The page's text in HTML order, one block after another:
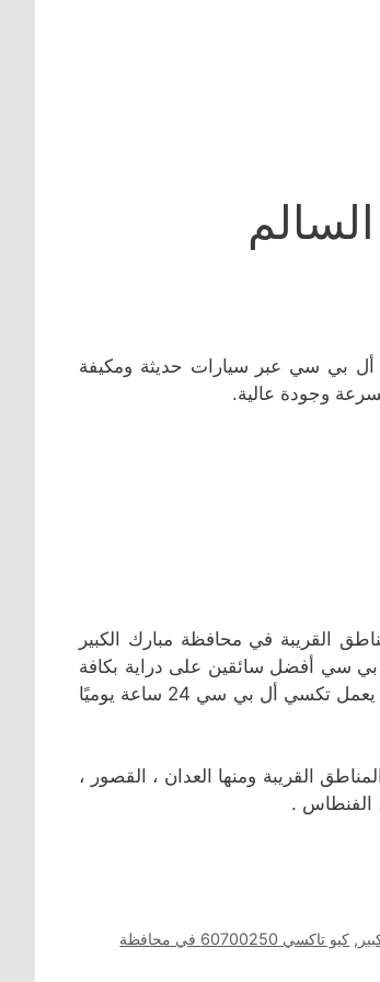
بي سي عبر سيارات حديثة ومكيفة
وجودة عالية.
القريبة في محافظة مبارك الكبير
سي أفضل سائقين على دراية بكافة
مناطق محافظة مبارك الكبير الذي يقدمون خدمة ذات جودة عالية بسرعة وأمان. يعمل تكسي أل بي سي 24 ساعة يوميًا
تاكسي أجرة أل بي سي يعمل في منطقة صباح السالم بمحافظة مبارك الكبير والمناطق القريبة ‎ومنها العدان ، القصور ،
الفنطاس .
,
كيو تاكسي 60700250 في محافظة